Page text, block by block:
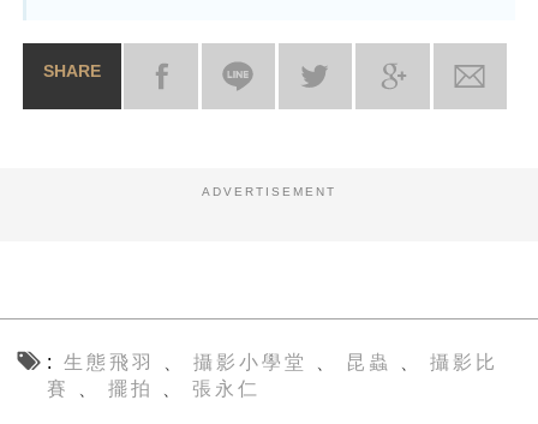
SHARE
ADVERTISEMENT
生態飛羽 、 攝影小學堂 、 昆蟲 、 攝影比
賽
、擺拍 、 張永仁